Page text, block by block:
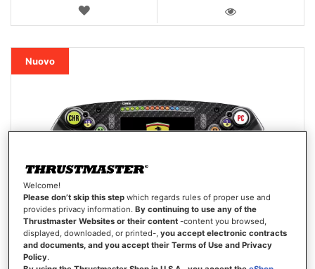
LISTA
Nuovo
Welcome!
Please don’t skip this step which regards rules of proper use and
provides privacy information.By continuing to use any of the
Thrustmaster Websites or their content -content you browsed,
displayed, downloaded, or printed-,you accept electronic contracts
and documents, and you accept their Terms of Use and Privacy
Policy.